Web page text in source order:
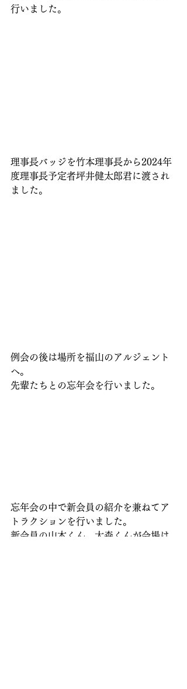
行いました。
理事長バッジを竹本理事長から2024年
度理事長予定者坪井健太郎君に渡され
ました。
例会の後は場所を福山のアルジェント
へ。
先輩たちとの忘年会を行いました。
忘年会の中で新会員の紹介を兼ねてア
トラクションを行いました。
新会員の山本くん、大森くんが会場は